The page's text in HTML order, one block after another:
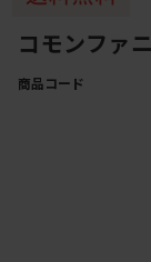
コモンファ
商品コード